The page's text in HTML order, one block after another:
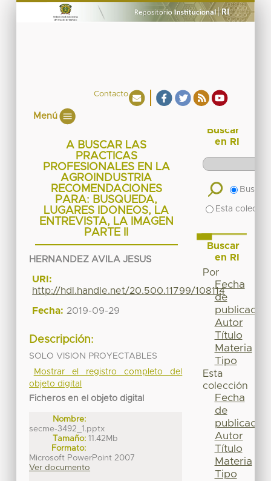
Contacto
Menú
A BUSCAR LAS
PRACTICAS
PROFESIONALES EN LA
AGROINDUSTRIA
RECOMENDACIONES
PARA: BUSQUEDA,
LUGARES IDONEOS, LA
ENTREVISTA, LA IMAGEN
PARTE II
HERNANDEZ AVILA JESUS
URI:
http://hdl.handle.net/20.500.11799/108114
Fecha: 2019-09-29
Descripción:
SOLO VISION PROYECTABLES
Mostrar el registro completo del
objeto digital
Ficheros en el objeto digital
Nombre:
secme-3492_1.pptx
Tamaño: 11.42Mb
Formato:
Microsoft PowerPoint 2007
Ver documento
Buscar
en RI
Buscar
Esta
Buscar
en RI
Por
Fecha
de
publicación
Autor
Título
Materia
Tipo
Esta
colección
Fecha
de
publicación
Autor
Título
Materia
Tipo